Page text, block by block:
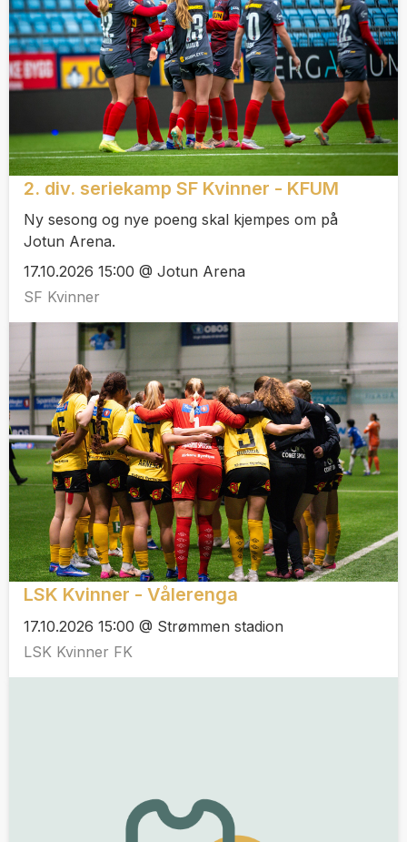
2. div. seriekamp SF Kvinner - KFUM
Ny sesong og nye poeng skal kjempes om på
Jotun Arena.
17.10.2026 15:00 @ Jotun Arena
SF Kvinner
LSK Kvinner - Vålerenga
17.10.2026 15:00 @ Strømmen stadion
LSK Kvinner FK